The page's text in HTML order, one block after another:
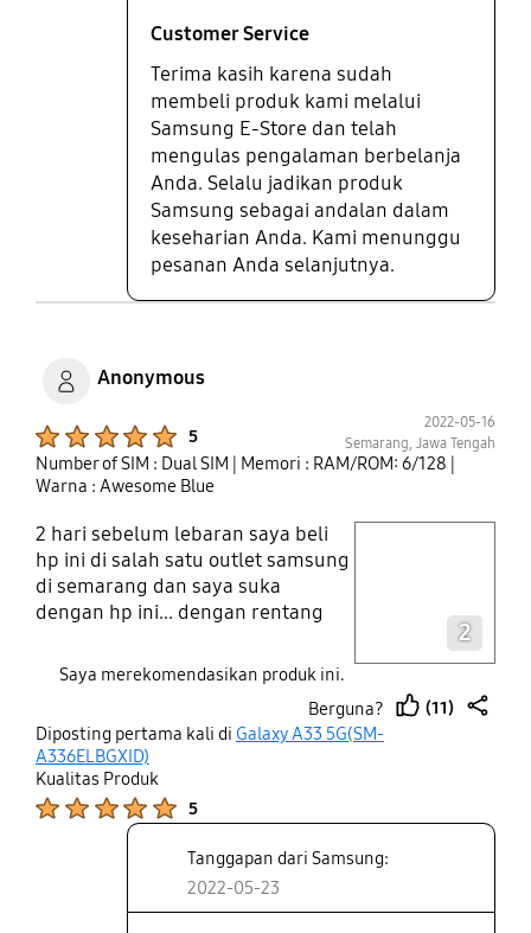
Customer Service
Terima kasih karena sudah
membeli produk kami melalui
Samsung E-Store dan telah
mengulas pengalaman berbelanja
Anda. Selalu jadikan produk
Samsung sebagai andalan dalam
keseharian Anda. Kami menunggu
pesanan Anda selanjutnya.
Anonymous
5
2022-05-16
Semarang, Jawa Tengah
Number of SIM : Dual SIM | Memori : RAM/ROM: 6/128
Warna : Awesome Blue
2 hari sebelum lebaran saya beli
hp ini di salah satu outlet samsung
di semarang dan saya suka
dengan hp ini... dengan rentang
hp ini punya fitur yang membuat
penggunanya sangat puas seperti
kamera 48MP nya yang dilengkapi
OIS serta rating tahan air dan debu
Good job, samsung
2
Saya merekomendasikan produk ini.
Berguna?
(11)
Diposting pertama kali di Galaxy A33 5G(SM-
A336ELBGXID)
Kualitas Produk
5
Tanggapan dari Samsung:
2022-05-23